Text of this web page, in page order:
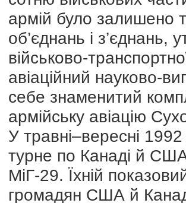
армій було залишено
об’єднань і з’єднань,
військово-
авіаційний
себе знаменитий
армійську авіацію
У травні–вересні
турне по Канаді й
МіГ-29. Їхній
громадян США й